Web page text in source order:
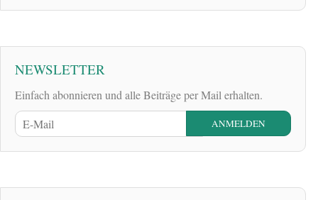
NEWSLETTER
Einfach abonnieren und alle Beiträge per Mail erhalten.